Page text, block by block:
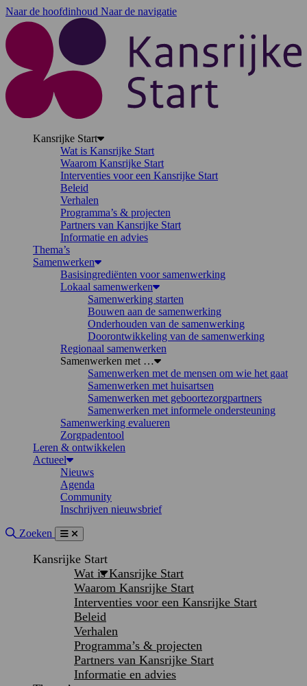
Naar de hoofdinhoud Naar de navigatie
Kansrijke Start
Wat is Kansrijke Start
Waarom Kansrijke Start
Interventies voor een Kansrijke Start
Beleid
Verhalen
Programma’s & projecten
Partners van Kansrijke Start
Informatie en advies
Thema’s
Samenwerken
Basisingrediënten voor samenwerking
Lokaal samenwerken
Samenwerking starten
Bouwen aan de samenwerking
Onderhouden van de samenwerking
Doorontwikkeling van de samenwerking
Regionaal samenwerken
Samenwerken met …
Samenwerken met de mensen om wie het gaat
Samenwerken met huisartsen
Samenwerken met geboortezorgpartners
Samenwerken met informele ondersteuning
Samenwerking evalueren
Zorgpadentool
Leren & ontwikkelen
Actueel
Nieuws
Agenda
Community
Inschrijven nieuwsbrief
Site doorzoeken
Zoeken
Menu
Sluiten
Kansrijke Start
Wat is Kansrijke Start
Waarom Kansrijke Start
Interventies voor een Kansrijke Start
Beleid
Verhalen
Programma’s & projecten
Partners van Kansrijke Start
Informatie en advies